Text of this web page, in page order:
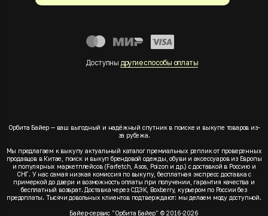
Доступны другие способы оплаты
Орбита Байер — ваш выгодный и надёжный спутник в поиске и выкупе товаров из-
за рубежа.
Мы предлагаем к выкупу актуальный каталог премиальных реплик от проверенных
продавцов в Китае, поиск и выкуп брендовой одежды, обуви и аксессуаров из Европы
и популярных маркетплейсов (Farfetch, Asos, Poizon и др.) с доставкой в Россию и
СНГ. У нас самая низкая комиссия по выкупу, бесплатная экспресс доставка с
примеркой до двери и возможность оплаты при получении, гарантия качества и
бесплатный возврат. Доставка через СДЭК, Boxberry, курьером по России без
предоплаты. Тысячи довольных клиентов подтверждают: мы делаем моду доступной.
Байер-сервис "Орбита Байер" © 2016-2026